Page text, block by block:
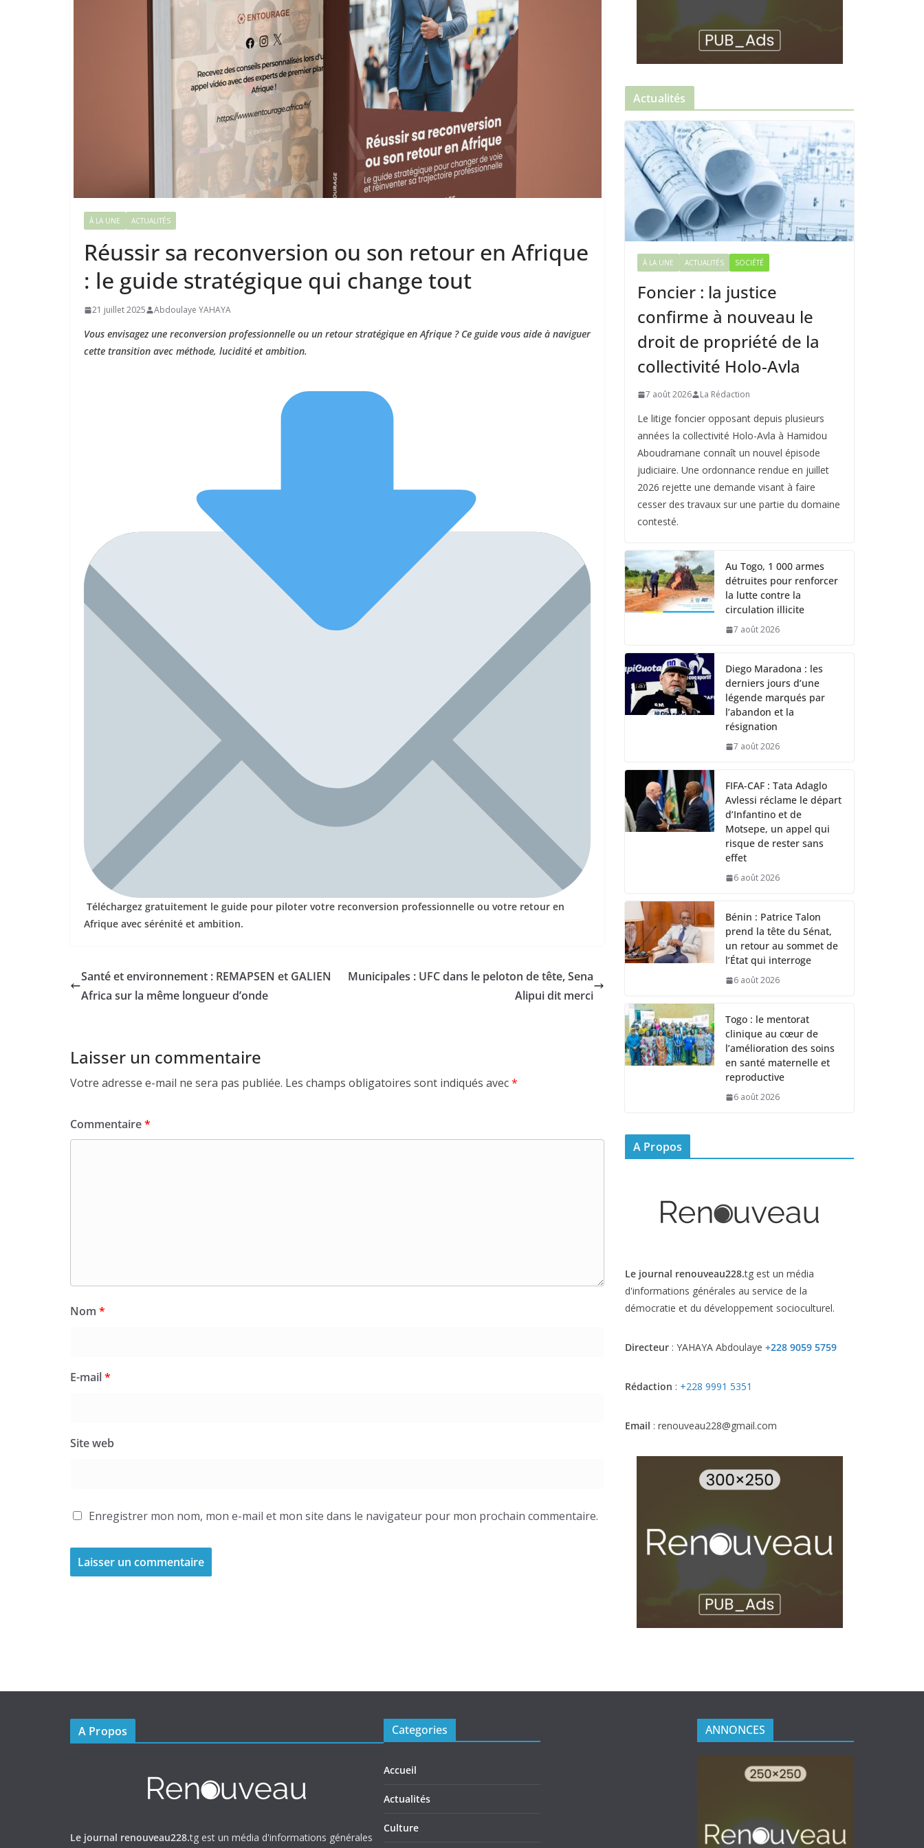
À LA UNE ACTUALITÉS
Réussir sa reconversion ou son retour en Afrique
: le guide stratégique qui change tout
21 juillet 2025 Abdoulaye YAHAYA
Vous envisagez une reconversion professionnelle ou un retour stratégique en Afrique ? Ce guide vous aide à naviguer
cette transition avec méthode, lucidité et ambition.
Téléchargez gratuitement le guide pour piloter votre reconversion professionnelle ou votre retour en
Afrique avec sérénité et ambition.
Santé et environnement : REMAPSEN et GALIEN
Africa sur la même longueur d’onde
Municipales : UFC dans le peloton de tête, Sena
Alipui dit merci
Laisser un commentaire
Votre adresse e-mail ne sera pas publiée. Les champs obligatoires sont indiqués avec*
Commentaire*
Nom *
E-mail*
Site web
Enregistrer mon nom, mon e-mail et mon site dans le navigateur pour mon prochain commentaire.
Actualités
À LA UNE ACTUALITÉS SOCIÉTÉ
Foncier : la justice
confirme à nouveau le
droit de propriété de la
collectivité Holo-Avla
7 août 2026 La Rédaction
Le litige foncier opposant depuis plusieurs
années la collectivité Holo-Avla à Hamidou
Aboudramane connaît un nouvel épisode
judiciaire. Une ordonnance rendue en juillet
2026 rejette une demande visant à faire
cesser des travaux sur une partie du domaine
contesté.
Au Togo, 1 000 armes
détruites pour renforcer
la lutte contre la
circulation illicite
7 août 2026
Diego Maradona : les
derniers jours d’une
légende marqués par
l’abandon et la
résignation
7 août 2026
FIFA-CAF : Tata Adaglo
Avlessi réclame le départ
d’Infantino et de
Motsepe, un appel qui
risque de rester sans
effet
6 août 2026
Bénin : Patrice Talon
prend la tête du Sénat,
un retour au sommet de
l’État qui interroge
6 août 2026
Togo : le mentorat
clinique au cœur de
l’amélioration des soins
en santé maternelle et
reproductive
6 août 2026
A Propos
Le journal renouveau228.tg est un média
d'informations générales au service de la
démocratie et du développement socioculturel.
Directeur : YAHAYA Abdoulaye +228 9059 5759
Rédaction : +228 9991 5351
Email : renouveau228@gmail.com
A Propos
Le journal renouveau228.tg est un média d'informations générales
Categories
Accueil
Actualités
Culture
ANNONCES